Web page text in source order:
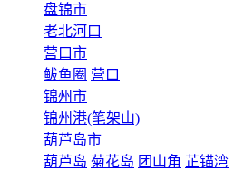
盘锦市
老北河口
营口市
鲅鱼圈 营口
锦州市
锦州港(笔架山)
葫芦岛市
葫芦岛 菊花岛 团山角 芷锚湾